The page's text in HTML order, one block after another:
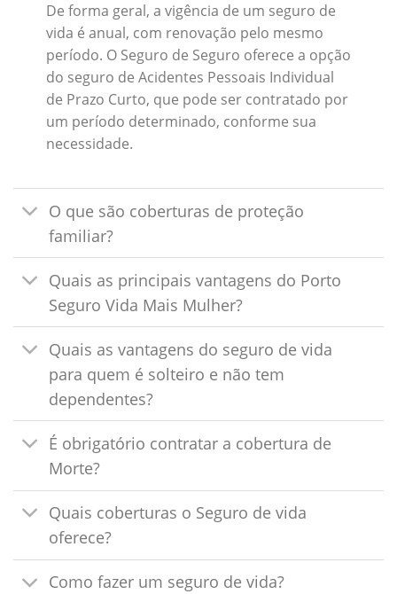
De forma geral, a vigência de um seguro de
vida é anual, com renovação pelo mesmo
período. O Seguro de Seguro oferece a opção
do seguro de Acidentes Pessoais Individual
de Prazo Curto, que pode ser contratado por
um período determinado, conforme sua
necessidade.
O que são coberturas de proteção
familiar?
Quais as principais vantagens do Porto
Seguro Vida Mais Mulher?
Quais as vantagens do seguro de vida
para quem é solteiro e não tem
dependentes?
É obrigatório contratar a cobertura de
Morte?
Quais coberturas o Seguro de vida
oferece?
Como fazer um seguro de vida?